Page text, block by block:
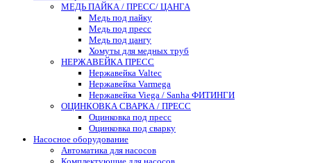
МЕДЬ ПАЙКА / ПРЕСС/ ЦАНГА
Медь под пайку
Медь под пресс
Медь под цангу
Хомуты для медных труб
НЕРЖАВЕЙКА ПРЕСС
Нержавейка Valtec
Нержавейка Varmega
Нержавейка Viega / Sanha ФИТИНГИ
ОЦИНКОВКА СВАРКА / ПРЕСС
Оцинковка под пресс
Оцинковка под сварку
Насосное оборудование
Автоматика для насосов